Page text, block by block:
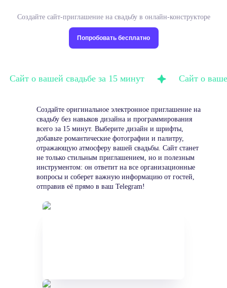
Создайте сайт-приглашение на свадьбу в онлайн-конструкторе
Попробовать бесплатно
о вашей свадьбе за 15 минут Сайт о вашей
Создайте оригинальное электронное приглашение на
свадьбу без навыков дизайна и программирования
всего за 15 минут. Выберите дизайн и шрифты,
добавьте романтические фотографии и палитру,
отражающую атмосферу вашей свадьбы. Сайт станет
не только стильным приглашением, но и полезным
инструментом: он ответит на все организационные
вопросы и соберет важную информацию от гостей,
отправив её прямо в ваш Telegram!